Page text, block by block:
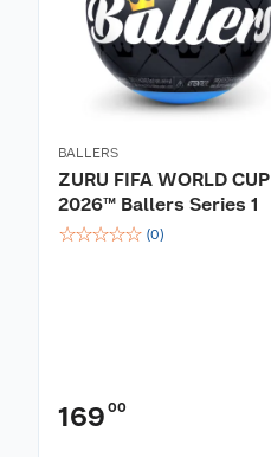
BALLERS
ZURU FIFA WORLD CUP
2026™ Ballers Series 1
☆☆☆☆☆ (0)
169 00